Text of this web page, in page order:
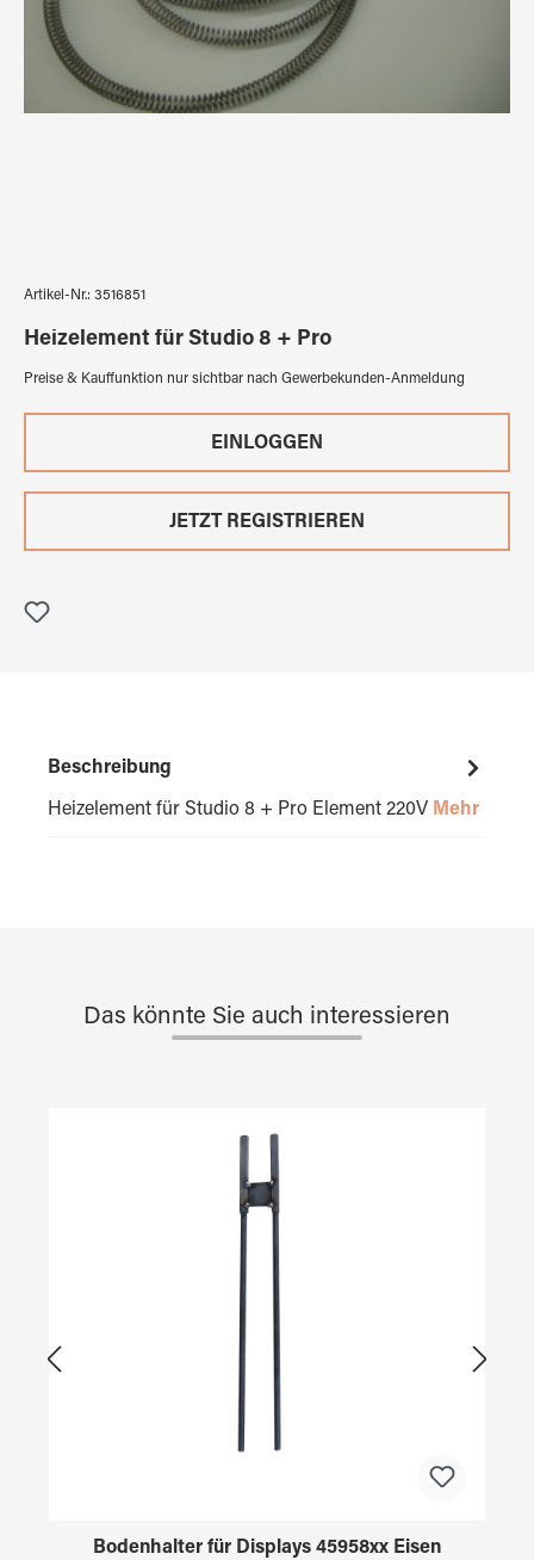
Artikel-Nr.: 3516851
Heizelement für Studio 8 + Pro
Preise & Kauffunktion nur sichtbar nach Gewerbekunden-Anmeldung
EINLOGGEN
JETZT REGISTRIEREN
Beschreibung
Heizelement für Studio 8 + Pro Element 220V Mehr
Das könnte Sie auch interessieren
Bodenhalter für Displays 45958xx Eisen